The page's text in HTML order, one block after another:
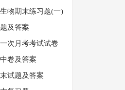
物期末练习题(一)
及答案
次月考考试试卷
卷及答案
试题及答案